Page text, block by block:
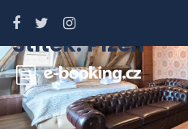
Štítek:Plzeň